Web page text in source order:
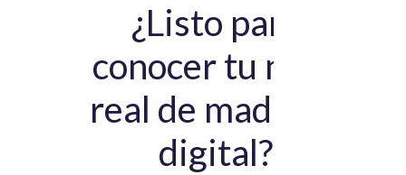
¿Listo para
conocer tu nivel
real de madurez
digital?